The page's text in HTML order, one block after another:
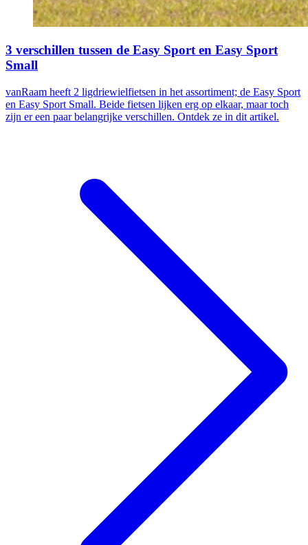
3 verschillen tussen de Easy Sport en Easy Sport
Small
vanRaam heeft 2 ligdriewielfietsen in het assortiment; de Easy Sport
en Easy Sport Small. Beide fietsen lijken erg op elkaar, maar toch
zijn er een paar belangrijke verschillen. Ontdek ze in dit artikel.